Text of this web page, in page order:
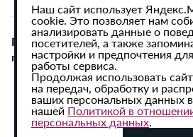
При использовании материалов
гиперссылка на ИА «Регион 64»
Наш сайт использует
cookie. Это позволяет нам
анализировать данные о
посетителей, а также
настройки и предпочтения
работы сервиса.
Продолжая использовать
на передач, обработку и
ваших персональных данных
нашей Политикой в
персональных данных.